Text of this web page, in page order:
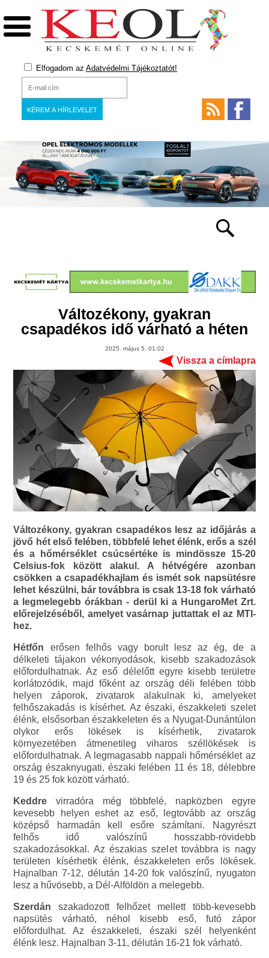
Elfogadom az Adatvédelmi Tájékoztatót!
Változékony, gyakran
csapadékos idő várható a héten
2025. május 5. 01:02
Vissza a címlapra
Változékony, gyakran csapadékos lesz az időjárás a
jövő hét első felében, többfelé lehet élénk, erős a szél
és a hőmérséklet csúcsértéke is mindössze 15-20
Celsius-fok között alakul. A hétvégére azonban
csökken a csapadékhajlam és ismét sok napsütésre
lehet készülni, bár továbbra is csak 13-18 fok várható
a legmelegebb órákban - derül ki a HungaroMet Zrt.
előrejelzéséből, amelyet vasárnap juttattak el az MTI-
hez.
Hétfőn erősen felhős vagy borult lesz az ég, de a
délkeleti tájakon vékonyodások, kisebb szakadozások
előfordulhatnak. Az eső délelőtt egyre kisebb területre
korlátozódik, majd főként az ország déli felében több
helyen záporok, zivatarok alakulnak ki, amelyeket
felhőszakadás is kísérhet. Az északi, északkeleti szelet
élénk, elsősorban északkeleten és a Nyugat-Dunántúlon
olykor erős lökések is kísérhetik, zivatarok
környezetében átmenetileg viharos széllökések is
előfordulhatnak. A legmagasabb nappali hőmérséklet az
ország északnyugati, északi felében 11 és 18, délebbre
19 és 25 fok között várható.
Keddre virradóra még többfelé, napközben egyre
kevesebb helyen eshet az eső, legtovább az ország
középső harmadán kell esőre számítani. Nagyrészt
felhős idő valószínű hosszabb-rövidebb
szakadozásokkal. Az északias szelet továbbra is nagy
területen kísérhetik élénk, északkeleten erős lökések.
Hajnalban 7-12, délután 14-20 fok valószínű, nyugaton
lesz a hűvösebb, a Dél-Alföldön a melegebb.
Szerdán szakadozott felhőzet mellett több-kevesebb
napsütés várható, néhol kisebb eső, futó zápor
előfordulhat. Az északkeleti, északi szél helyenként
élénk lesz. Hajnalban 3-11, délután 16-21 fok várható.